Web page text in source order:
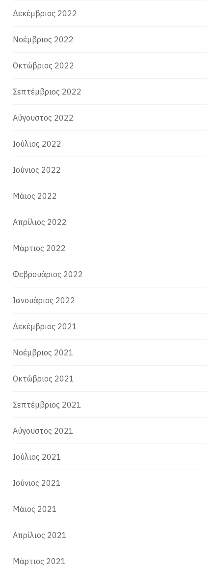
Δεκέμβριος 2022
Νοέμβριος 2022
Οκτώβριος 2022
Σεπτέμβριος 2022
Αύγουστος 2022
Ιούλιος 2022
Ιούνιος 2022
Μάιος 2022
Απρίλιος 2022
Μάρτιος 2022
Φεβρουάριος 2022
Ιανουάριος 2022
Δεκέμβριος 2021
Νοέμβριος 2021
Οκτώβριος 2021
Σεπτέμβριος 2021
Αύγουστος 2021
Ιούλιος 2021
Ιούνιος 2021
Μάιος 2021
Απρίλιος 2021
Μάρτιος 2021